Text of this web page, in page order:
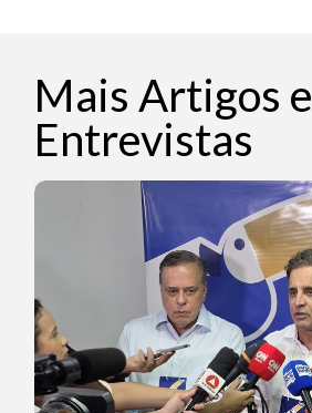
Mais Artigos e
Entrevistas